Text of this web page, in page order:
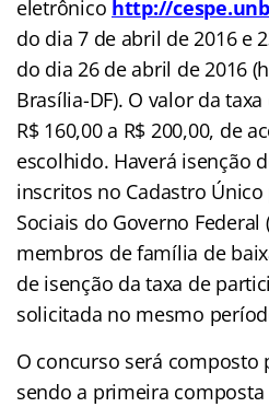
eletrônico http://
do dia 7 de abril de 2016 e
do dia 26 de abril de 2016
Brasília-DF). O valor da
R$ 160,00 a R$ 200,00, de
escolhido. Haverá isenção
inscritos no Cadastro
Sociais do Governo Federal
membros de família de
de isenção da taxa de
solicitada no mesmo
O concurso será composto
sendo a primeira